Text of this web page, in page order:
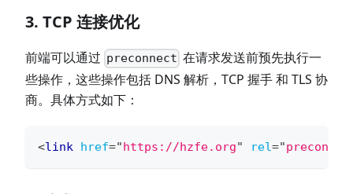
3. TCP 连接优化
前端可以通过 preconnect 在请求发送前预先执行一
些操作，这些操作包括 DNS 解析，TCP 握手 和 TLS 协
商。具体方式如下：
<link href="https://hzfe.org" rel="